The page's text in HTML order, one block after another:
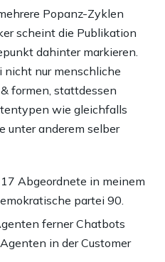
Popanz-Zyklen
scheint die Publikation
dahinter markieren.
nur menschliche
formen, stattdessen
wie gleichfalls
unter anderem selber
Abgeordnete in meinem
partei 90.
ferner Chatbots
in der Customer